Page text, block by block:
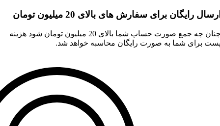
رایگان برای سفارش های بالای 20 میلیون تومان
چنان چه جمع صورت حساب شما بالای 20 میلیون تومان شود هزینه
برای شما به صورت رایگان محاسبه خواهد شد.